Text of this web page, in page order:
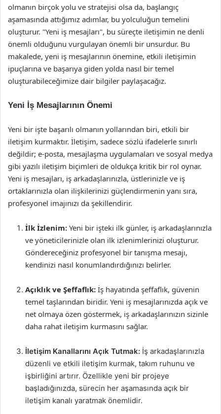
olmanın birçok yolu ve stratejisi olsa da, başlangıç
aşamasında attığımız adımlar, bu yolculuğun temelini
oluşturur. "Yeni iş mesajları", bu süreçte iletişimin ne denli
önemli olduğunu vurgulayan önemli bir unsurdur. Bu
makalede, yeni iş mesajlarının önemine, etkili iletişimin
ipuçlarına ve başarıya giden yolda nasıl bir temel
oluşturabileceğimize dair bilgiler paylaşacağız.
Yeni İş Mesajlarının Önemi
Yeni bir işte başarılı olmanın yollarından biri, etkili bir
iletişim kurmaktır. İletişim, sadece sözlü ifadelerle sınırlı
değildir; e-posta, mesajlaşma uygulamaları ve sosyal medya
gibi yazılı iletişim biçimleri de oldukça kritik bir rol oynar.
Yeni iş mesajları, iş arkadaşlarınızla, üstlerinizle ve iş
ortaklarınızla olan ilişkilerinizi güçlendirmenin yanı sıra,
profesyonel imajınızı da şekillendirir.
İlk İzlenim: Yeni bir işteki ilk günler, iş arkadaşlarınızla
ve yöneticilerinizle olan ilk izlenimlerinizi oluşturur.
Göndereceğiniz profesyonel bir tanışma mesajı,
kendinizi nasıl konumlandırdığınızı belirler.
Açıklık ve Şeffaflık: İş hayatında şeffaflık, güvenin
temel taşlarından biridir. Yeni iş mesajlarınızda açık ve
net olmaya özen göstermek, iş arkadaşlarınızın sizinle
daha rahat iletişim kurmasını sağlar.
İletişim Kanallarını Açık Tutmak: İş arkadaşlarınızla
düzenli ve etkili iletişim kurmak, takım ruhunu ve
işbirliğini artırır. Özellikle yeni bir projeye
başladığınızda, sürecin her aşamasında açık bir
iletişim kanalı yaratmak önemlidir.